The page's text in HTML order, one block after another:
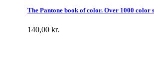
The Pantone book of color. Over 1000 color
140,00 kr.